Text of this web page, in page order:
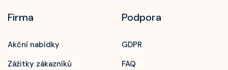
Firma
Akční nabídky
Zážitky zákazníků
Podpora
GDPR
FAQ